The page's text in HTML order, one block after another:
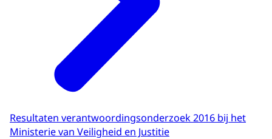
Resultaten verantwoordingsonderzoek 2016 bij het
Ministerie van Veiligheid en Justitie